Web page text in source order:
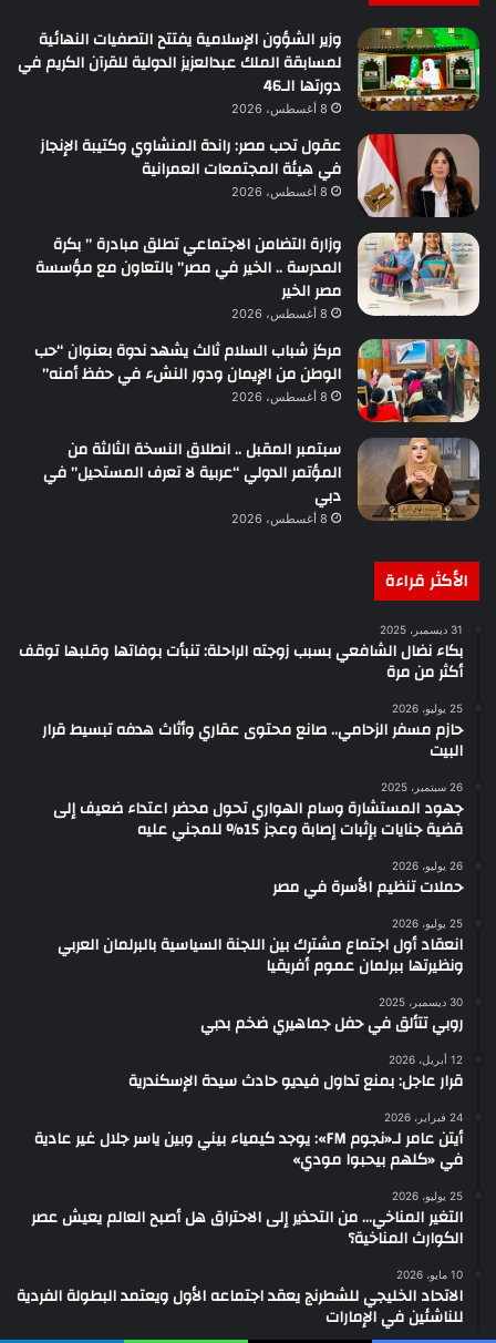
وزير الشؤون الإسلامية يفتتح التصفيات النهائية
لمسابقة الملك عبدالعزيز الدولية للقرآن الكريم في
دورتها الـ46
8 أغسطس، 2026
عقول تحب مصر: راندة المنشاوي وكتيبة الإنجاز
في هيئة المجتمعات العمرانية
8 أغسطس، 2026
وزارة التضامن الاجتماعي تطلق مبادرة ” بكرة
المدرسة .. الخير في مصر” بالتعاون مع مؤسسة
مصر الخير
8 أغسطس، 2026
مركز شباب السلام ثالث يشهد ندوة بعنوان “حب
الوطن من الإيمان ودور النشء في حفظ أمنه”
8 أغسطس، 2026
سبتمبر المقبل .. انطلاق النسخة الثالثة من
المؤتمر الدولي “عربية لا تعرف المستحيل” في
دبي
8 أغسطس، 2026
الأكثر قراءة
31 ديسمبر، 2025
بكاء نضال الشافعي بسبب زوجته الراحلة: تنبأت بوفاتها وقلبها توقف
أكثر من مرة
25 يوليو، 2026
حازم مسفر الزحامي.. صانع محتوى عقاري وأثاث هدفه تبسيط قرار
البيت
26 سبتمبر، 2025
جهود المستشارة وسام الهواري تحول محضر اعتداء ضعيف إلى
قضية جنايات بإثبات إصابة وعجز 15% للمجني عليه
26 يوليو، 2026
حملات تنظيم الأسرة في مصر
25 يوليو، 2026
انعقاد أول اجتماع مشترك بين اللجنة السياسية بالبرلمان العربي
ونظيرتها ببرلمان عموم أفريقيا
30 ديسمبر، 2025
روبي تتألق في حفل جماهيري ضخم بدبي
12 أبريل، 2026
قرار عاجل: بمنع تداول فيديو حادث سيدة الإسكندرية
24 فبراير، 2026
أيتن عامر لـ«نجوم FM»: يوجد كيمياء بيني وبين ياسر جلال غير عادية
في «كلهم بيحبوا مودي»
25 يوليو، 2026
التغير المناخي… من التحذير إلى الاحتراق هل أصبح العالم يعيش عصر
الكوارث المناخية؟
10 مايو، 2026
الاتحاد الخليجي للشطرنج يعقد اجتماعه الأول ويعتمد البطولة الفردية
للناشئين في الإمارات